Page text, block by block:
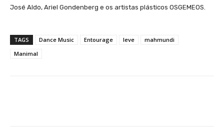
José Aldo, Ariel Gondenberg e os artistas plásticos OSGEMEOS.
TAGS Dance Music Entourage leve
mahmundi
Manimal